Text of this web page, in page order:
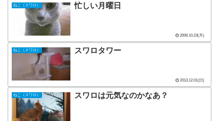
ねこ（スワロ） 忙しい月曜日
2006.10.23(月)
ねこ（スワロ） スワロタワー
2013.12.01(日)
ねこ（スワロ） スワロは元気なのかなあ？